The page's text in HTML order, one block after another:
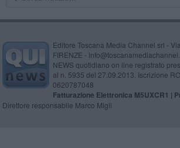
Editore Toscana Media Channel srl -
FIRENZE -
NEWS quotidiano on line registrato
al n. 5935 del 27.09.2013. Iscrizione
0620787048
Fatturazione Elettronica M5UXCR1 |
Direttore responsabile Marco Migli